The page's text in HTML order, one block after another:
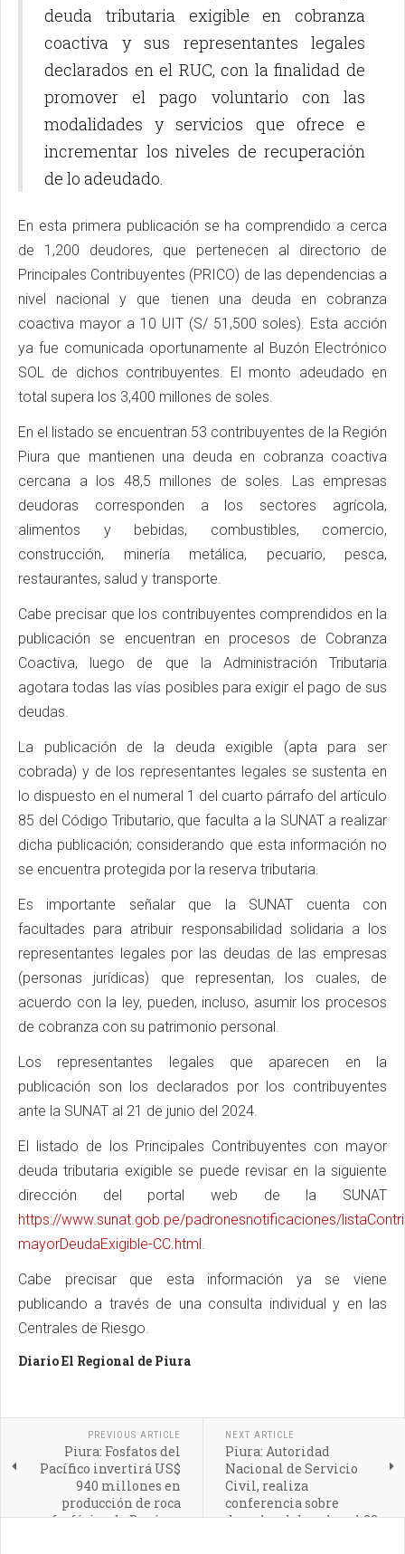
deuda tributaria exigible en cobranza
coactiva y sus representantes legales
declarados en el RUC, con la finalidad de
promover el pago voluntario con las
modalidades y servicios que ofrece e
incrementar los niveles de recuperación
de lo adeudado.
En esta primera publicación se ha comprendido a cerca
de 1,200 deudores, que pertenecen al directorio de
Principales Contribuyentes (PRICO) de las dependencias a
nivel nacional y que tienen una deuda en cobranza
coactiva mayor a 10 UIT (S/ 51,500 soles). Esta acción
ya fue comunicada oportunamente al Buzón Electrónico
SOL de dichos contribuyentes. El monto adeudado en
total supera los 3,400 millones de soles.
En el listado se encuentran 53 contribuyentes de la Región
Piura que mantienen una deuda en cobranza coactiva
cercana a los 48,5 millones de soles. Las empresas
deudoras corresponden a los sectores agrícola,
alimentos y bebidas, combustibles, comercio,
construcción, minería metálica, pecuario, pesca,
restaurantes, salud y transporte.
Cabe precisar que los contribuyentes comprendidos en la
publicación se encuentran en procesos de Cobranza
Coactiva, luego de que la Administración Tributaria
agotara todas las vías posibles para exigir el pago de sus
deudas.
La publicación de la deuda exigible (apta para ser
cobrada) y de los representantes legales se sustenta en
lo dispuesto en el numeral 1 del cuarto párrafo del artículo
85 del Código Tributario, que faculta a la SUNAT a realizar
dicha publicación; considerando que esta información no
se encuentra protegida por la reserva tributaria.
Es importante señalar que la SUNAT cuenta con
facultades para atribuir responsabilidad solidaria a los
representantes legales por las deudas de las empresas
(personas jurídicas) que representan, los cuales, de
acuerdo con la ley, pueden, incluso, asumir los procesos
de cobranza con su patrimonio personal.
Los representantes legales que aparecen en la
publicación son los declarados por los contribuyentes
ante la SUNAT al 21 de junio del 2024.
El listado de los Principales Contribuyentes con mayor
deuda tributaria exigible se puede revisar en la siguiente
dirección del portal web de la SUNAT
https://www.sunat.gob.pe/padronesnotificaciones/
mayorDeudaExigible-CC.html.
Cabe precisar que esta información ya se viene
publicando a través de una consulta individual y en las
Centrales de Riesgo.
Diario El Regional de Piura
PREVIOUS ARTICLE
Piura: Fosfatos del
Pacífico invertirá US$
940 millones en
producción de roca
fosfórica de Bayóvar
NEXT ARTICLE
Piura: Autoridad
Nacional de Servicio
Civil, realiza
conferencia sobre
derechos laborales el 28